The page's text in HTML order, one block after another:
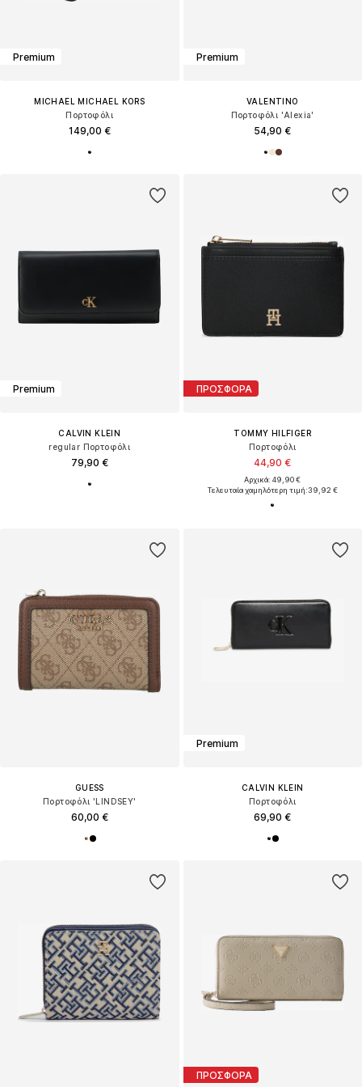
Premium
MICHAEL MICHAEL KORS
Πορτοφόλι
149,00 €
Premium
VALENTINO
Πορτοφόλι 'Alexia'
54,90 €
Premium
CALVIN KLEIN
regular Πορτοφόλι
79,90 €
ΠΡΟΣΦΟΡΑ
TOMMY HILFIGER
Πορτοφόλι
44,90 €
Αρχικά: 49,90 €
Τελευταία χαμηλότερη τιμή:39,92 €
GUESS
Πορτοφόλι 'LINDSEY'
60,00 €
Premium
CALVIN KLEIN
Πορτοφόλι
69,90 €
ΠΡΟΣΦΟΡΑ